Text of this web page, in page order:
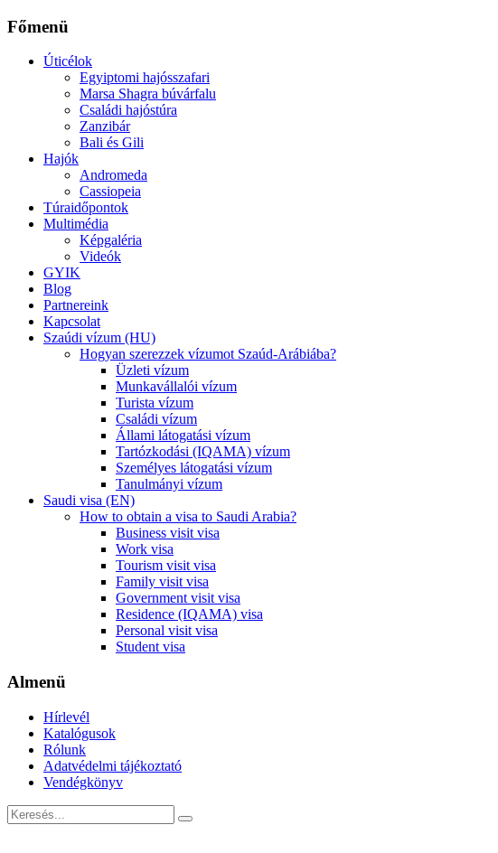
Főmenü
Úticélok
Egyiptomi hajósszafari
Marsa Shagra búvárfalu
Családi hajóstúra
Zanzibár
Bali és Gili
Hajók
Andromeda
Cassiopeia
Túraidőpontok
Multimédia
Képgaléria
Videók
GYIK
Blog
Partnereink
Kapcsolat
Szaúdi vízum (HU)
Hogyan szerezzek vízumot Szaúd-Arábiába?
Üzleti vízum
Munkavállalói vízum
Turista vízum
Családi vízum
Állami látogatási vízum
Tartózkodási (IQAMA) vízum
Személyes látogatási vízum
Tanulmányi vízum
Saudi visa (EN)
How to obtain a visa to Saudi Arabia?
Business visit visa
Work visa
Tourism visit visa
Family visit visa
Government visit visa
Residence (IQAMA) visa
Personal visit visa
Student visa
Almenü
Hírlevél
Katalógusok
Rólunk
Adatvédelmi tájékoztató
Vendégkönyv